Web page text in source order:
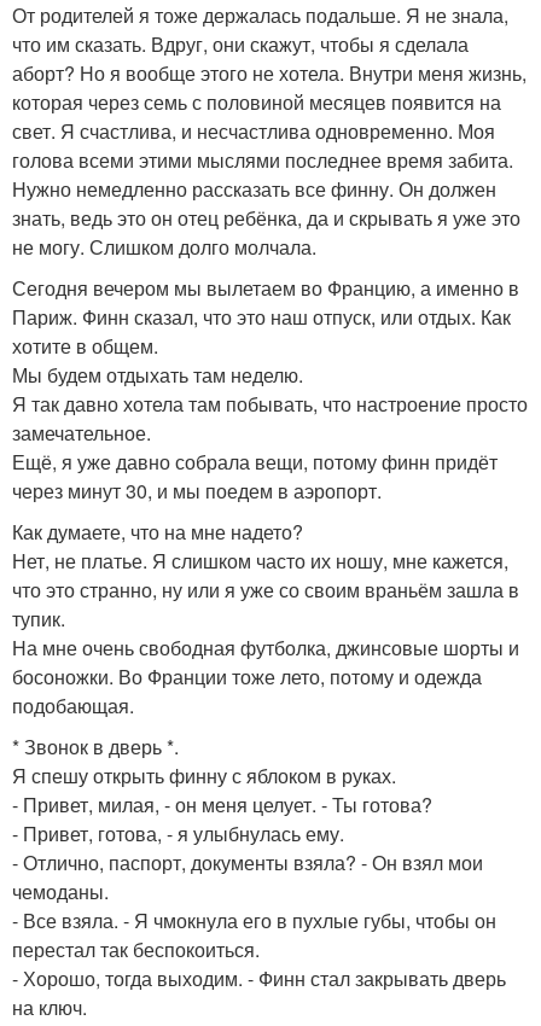
От родителей я тоже держалась подальше. Я не знала,
что им сказать. Вдруг, они скажут, чтобы я сделала
аборт? Но я вообще этого не хотела. Внутри меня жизнь,
которая через семь с половиной месяцев появится на
свет. Я счастлива, и несчастлива одновременно. Моя
голова всеми этими мыслями последнее время забита.
Нужно немедленно рассказать все финну. Он должен
знать, ведь это он отец ребёнка, да и скрывать я уже это
не могу. Слишком долго молчала.
Сегодня вечером мы вылетаем во Францию, а именно в
Париж. Финн сказал, что это наш отпуск, или отдых. Как
хотите в общем.
Мы будем отдыхать там неделю.
Я так давно хотела там побывать, что настроение просто
замечательное.
Ещё, я уже давно собрала вещи, потому финн придёт
через минут 30, и мы поедем в аэропорт.
Как думаете, что на мне надето?
Нет, не платье. Я слишком часто их ношу, мне кажется,
что это странно, ну или я уже со своим враньём зашла в
тупик.
На мне очень свободная футболка, джинсовые шорты и
босоножки. Во Франции тоже лето, потому и одежда
подобающая.
* Звонок в дверь *.
Я спешу открыть финну с яблоком в руках.
- Привет, милая, - он меня целует. - Ты готова?
- Привет, готова, - я улыбнулась ему.
- Отлично, паспорт, документы взяла? - Он взял мои
чемоданы.
- Все взяла. - Я чмокнула его в пухлые губы, чтобы он
перестал так беспокоиться.
- Хорошо, тогда выходим. - Финн стал закрывать дверь
на ключ.